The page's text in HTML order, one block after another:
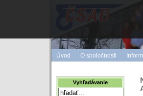
Úvod O spoločnosti
Vyhľadávanie